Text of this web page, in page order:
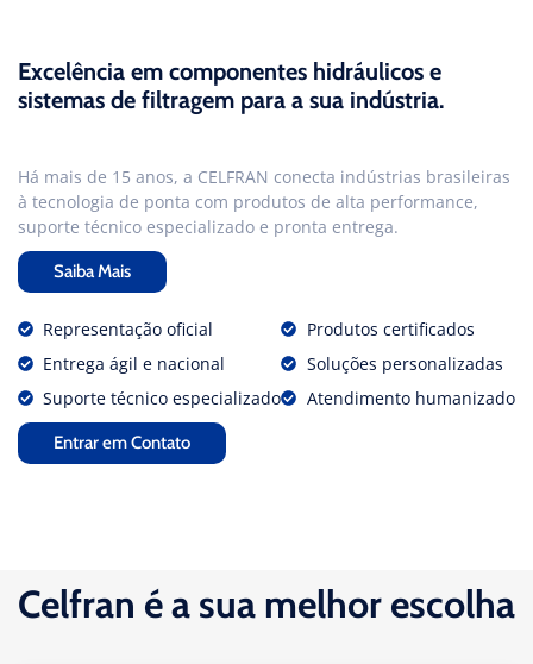
Excelência em componentes hidráulicos e
sistemas de filtragem para a sua indústria.
Há mais de 15 anos, a CELFRAN conecta indústrias brasileiras
à tecnologia de ponta com produtos de alta performance,
suporte técnico especializado e pronta entrega.
Saiba Mais
Representação oficial
Entrega ágil e nacional
Suporte técnico especializado
Produtos certificados
Soluções personalizadas
Atendimento humanizado
Entrar em Contato
Celfran é a sua melhor escolha